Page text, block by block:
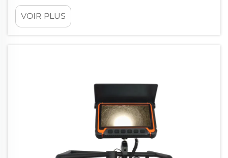
à tige poussée, caméras automotrices et
caméras à buse — adéquation aux cas
d’usage. Le choix de la caméra pour
VOIR PLUS